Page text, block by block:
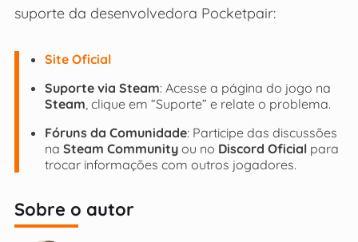
suporte da desenvolvedora Pocketpair:
Site Oficial
Suporte via Steam: Acesse a página do jogo na
Steam, clique em “Suporte” e relate o problema.
Fóruns da Comunidade: Participe das discussões
na Steam Communityou no Discord Oficialpara
trocar informações com outros jogadores.
Sobre o autor